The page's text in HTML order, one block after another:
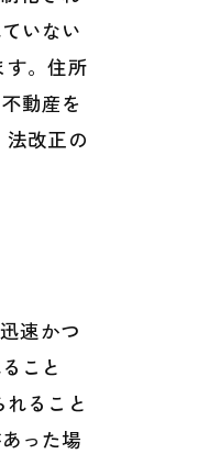
いない
す。住所
動産を
改正の
速かつ
こと
ること
った場